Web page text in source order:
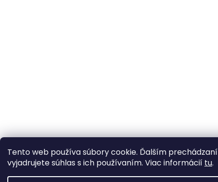
Tento web používa súbory cookie. Ďalším
vyjadrujete súhlas s ich používaním. Viac informácií tu.